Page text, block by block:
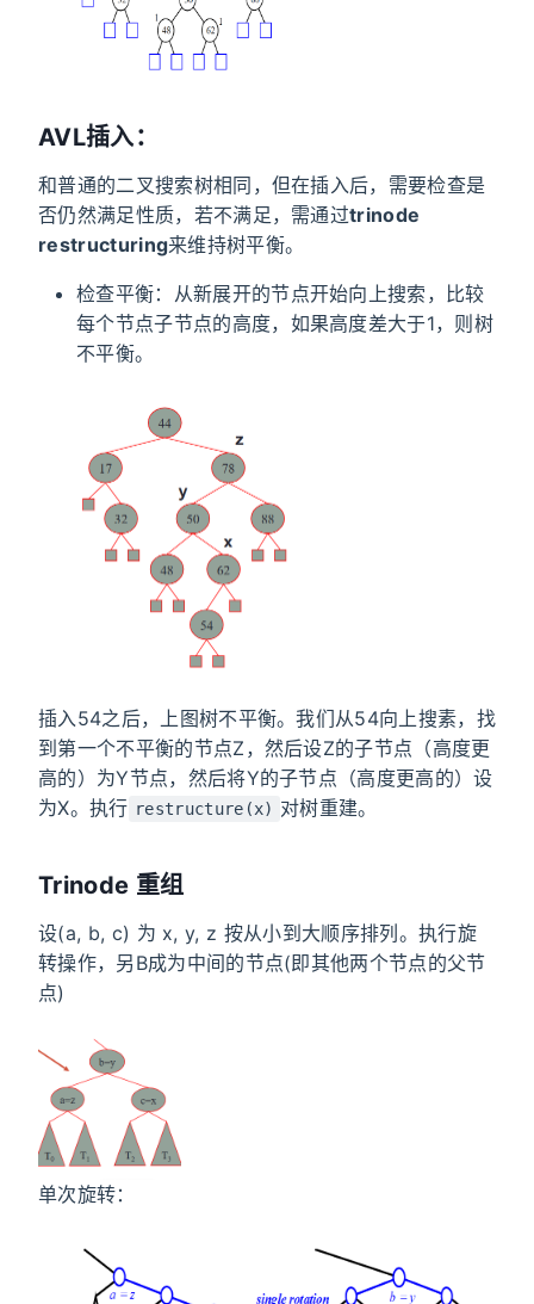
AVL插入：
和普通的二叉搜索树相同，但在插入后，需要检查是
否仍然满足性质，若不满足，需通过trinode
restructuring来维持树平衡。
检查平衡：从新展开的节点开始向上搜索，比较
每个节点子节点的高度，如果高度差大于1，则树
不平衡。
插入54之后，上图树不平衡。我们从54向上搜素，找
到第一个不平衡的节点Z，然后设Z的子节点（高度更
高的）为Y节点，然后将Y的子节点（高度更高的）设
为X。执行 restructure(x) 对树重建。
Trinode 重组
设(a, b, c) 为 x, y, z 按从小到大顺序排列。执行旋
转操作，另B成为中间的节点(即其他两个节点的父节
点)
单次旋转：